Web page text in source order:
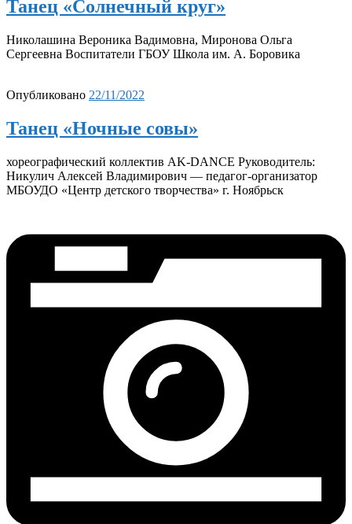
Танец «Солнечный круг»
Николашина Вероника Вадимовна, Миронова Ольга
Сергеевна Воспитатели ГБОУ Школа им. А. Боровика
Опубликовано 22/11/2022
Танец «Ночные совы»
хореографический коллектив AK-DANCE Руководитель:
Никулич Алексей Владимирович — педагог-организатор
МБОУДО «Центр детского творчества» г. Ноябрьск